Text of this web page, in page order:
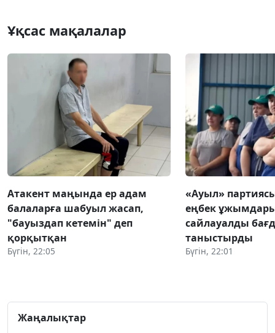
Ұқсас мақалалар
Атакент маңында ер адам
балаларға шабуыл жасап,
"бауыздап кетемін" деп
қорқытқан
Бүгін, 22:05
«Ауыл»
еңбек
сайлауалды
таныстырды
Бүгін, 22:01
Жаңалықтар